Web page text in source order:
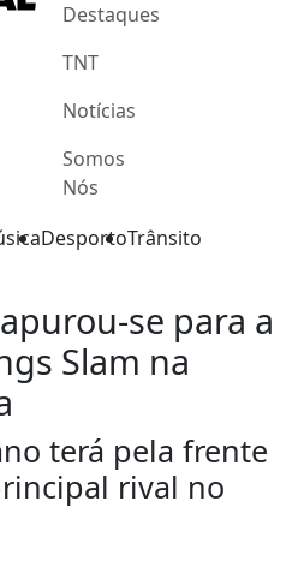
Destaques
TNT
Notícias
Somos
Nós
DesportoTrânsito
se para a
Slam na
terá pela frente
rival no